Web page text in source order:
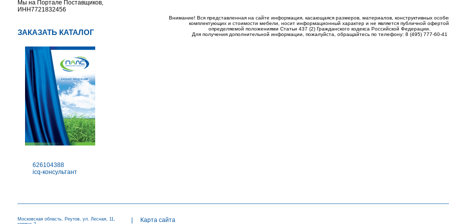
Мы на Портале Поставщиков,
ИНН7721832456
ЗАКАЗАТЬ КАТАЛОГ
626104388
icq-консультант
Внимание! Вся представленная на сайте информация, касающаяся размеров, материалов, конструктивных
комплектующих и стоимости мебели, носит информационный характер и не является публичной офертой,
определяемой положениями Статьи 437 (2) Гражданского кодекса Российской Федерации.
Для получения дополнительной информации, пожалуйста, обращайтесь по телефону: 8 (495) 777-60-41
Московская область, Реутов, ул. Лесная, 11,
Карта сайта